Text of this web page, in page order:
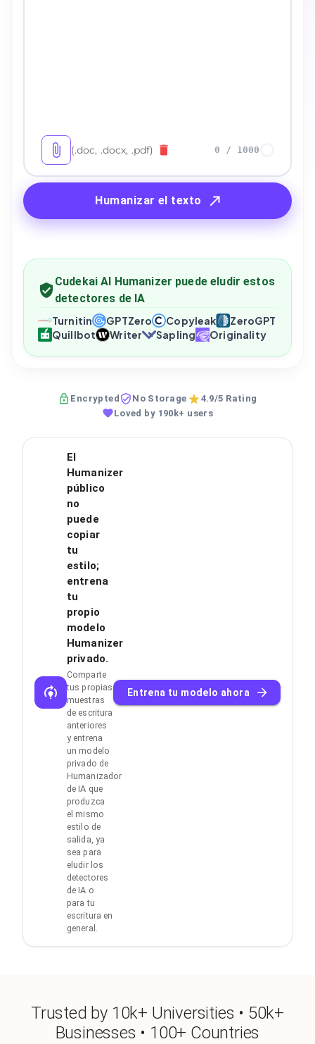
(.doc, .docx, .pdf) 0 / 1000
Humanizar el texto
Cudekai AI Humanizer puede eludir estos
detectores de IA
Turnitin GPTZero Copyleak
ZeroGPT
Quillbot
Writer Sapling Originality
Encrypted No Storage
4.9/5 Rating
Loved by 190k+ users
El
Humanizer
público
no
puede
copiar
tu
estilo;
entrena
tu
propio
modelo
Humanizer
privado.
Comparte
tus propias
muestras
de escritura
anteriores
y entrena
un modelo
privado de
Humanizador
de IA que
produzca
el mismo
estilo de
salida, ya
sea para
eludir los
detectores
de IA o
para tu
escritura en
general.
Entrena tu modelo ahora
Trusted by 10k+ Universities • 50k+
Businesses • 100+ Countries